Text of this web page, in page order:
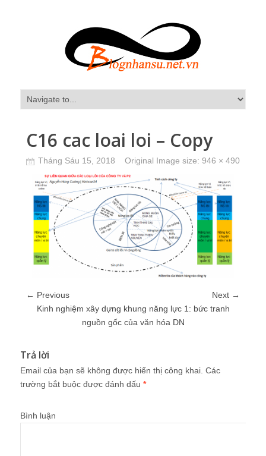
C16 cac loai loi – Copy
Tháng Sáu 15, 2018 Original Image size: 946 × 490
← Previous
Next →
Kinh nghiệm xây dựng khung năng lực 1: bức tranh
nguồn gốc của văn hóa DN
Trả lời
Email của bạn sẽ không được hiển thị công khai. Các
trường bắt buộc được đánh dấu *
Bình luận